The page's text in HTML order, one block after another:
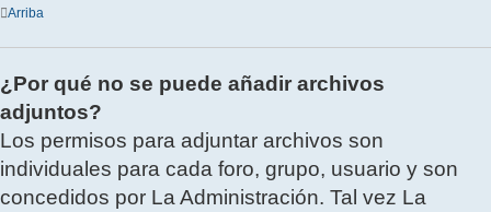
Arriba
¿Por qué no se puede añadir archivos
adjuntos?
Los permisos para adjuntar archivos son
individuales para cada foro, grupo, usuario y son
concedidos por La Administración. Tal vez La